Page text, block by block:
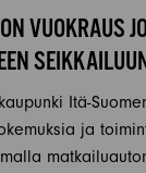
VUOKRAUS
Itä-
ja